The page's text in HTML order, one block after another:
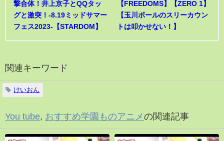
撃合体！井上京子とQQタッ
グと激突！-8.19ミッドサマー
フェス2023-【STARDOM】
【FREEDOMS】【ZERO 1】
【玉川ボールのスリーカウン
トは叩かせない！】
関連キーワード
けいおん
You tube, おすすめ学園ものアニメの関連記事